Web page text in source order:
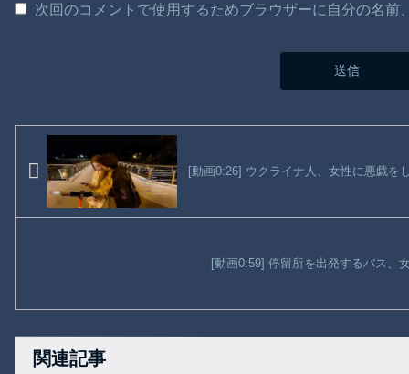
次回のコメントで使用するためブラウザーに自分の名
[動画0:26] ウクライナ人、女性に悪戯を
[動画0:59] 停留所を出発するバス、
関連記事